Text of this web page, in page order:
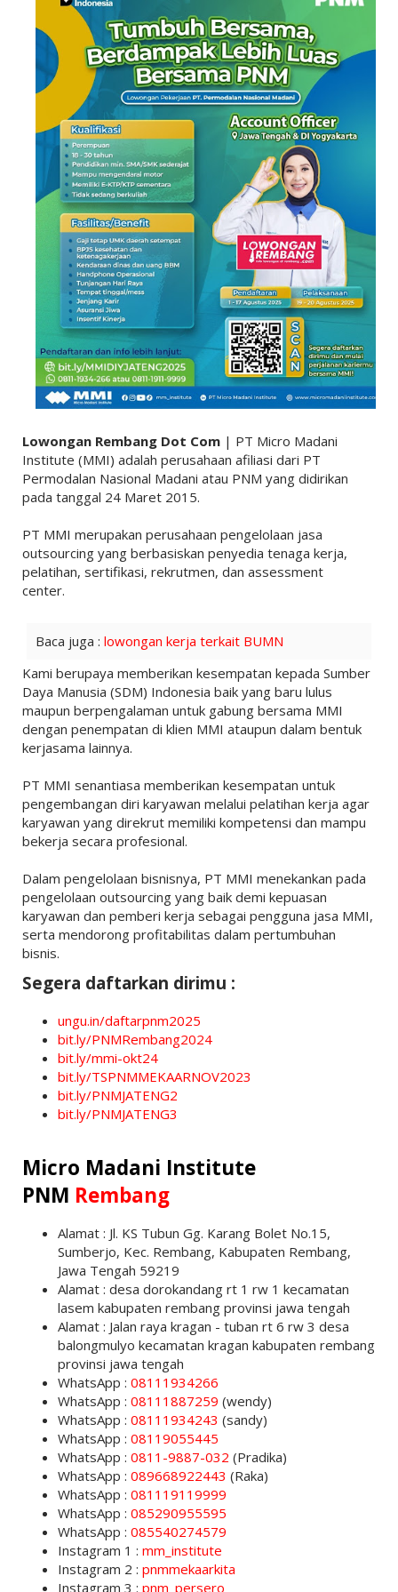
Lowongan Rembang Dot Com| PT Micro Madani
Institute (MMI) adalah perusahaan afiliasi dari PT
Permodalan Nasional Madani atau PNM yang didirikan
pada tanggal 24 Maret 2015.
PT MMI merupakan perusahaan pengelolaan jasa
outsourcing yang berbasiskan penyedia tenaga kerja,
pelatihan, sertifikasi, rekrutmen, dan assessment
center.
Baca juga : lowongan kerja terkait BUMN
Kami berupaya memberikan kesempatan kepada Sumber
Daya Manusia (SDM) Indonesia baik yang baru lulus
maupun berpengalaman untuk gabung bersama MMI
dengan penempatan di klien MMI ataupun dalam bentuk
kerjasama lainnya.
PT MMI senantiasa memberikan kesempatan untuk
pengembangan diri karyawan melalui pelatihan kerja agar
karyawan yang direkrut memiliki kompetensi dan mampu
bekerja secara profesional.
Dalam pengelolaan bisnisnya, PT MMI menekankan pada
pengelolaan outsourcing yang baik demi kepuasan
karyawan dan pemberi kerja sebagai pengguna jasa MMI,
serta mendorong profitabilitas dalam pertumbuhan
bisnis.
Segera daftarkan dirimu :
ungu.in/daftarpnm2025
bit.ly/PNMRembang2024
bit.ly/mmi-okt24
bit.ly/TSPNMMEKAARNOV2023
bit.ly/PNMJATENG2
bit.ly/PNMJATENG3
Micro Madani Institute
PNM Rembang
Alamat : Jl. KS Tubun Gg. Karang Bolet No.15,
Sumberjo, Kec. Rembang, Kabupaten Rembang,
Jawa Tengah 59219
Alamat : desa dorokandang rt 1 rw 1 kecamatan
lasem kabupaten rembang provinsi jawa tengah
Alamat : Jalan raya kragan - tuban rt 6 rw 3 desa
balongmulyo kecamatan kragan kabupaten rembang
provinsi jawa tengah
WhatsApp : 08111934266
WhatsApp : 08111887259 (wendy)
WhatsApp : 08111934243 (sandy)
WhatsApp : 08119055445
WhatsApp : 0811-9887-032 (Pradika)
WhatsApp : 089668922443 (Raka)
WhatsApp : 081119119999
WhatsApp : 085290955595
WhatsApp : 085540274579
Instagram 1 : mm_institute
Instagram 2 : pnmmekaarkita
Instagram 3 : pnm_persero